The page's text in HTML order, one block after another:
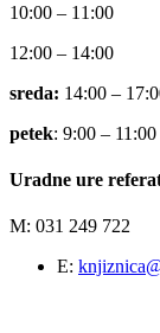
10:00 – 11:00
12:00 – 14:00
sreda: 14:00 –
petek: 9:00 – 11:00
Uradne ure
M: 031 249 722
E: